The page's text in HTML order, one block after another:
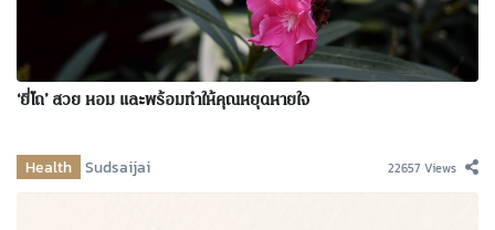
‘ยี่โถ’ สวย หอม และพร้อมทำให้คุณหยุดหายใจ
Health Sudsaijai 22657 Views